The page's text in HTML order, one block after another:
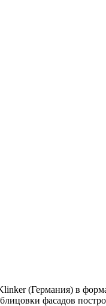
(Германия) в
фасадов